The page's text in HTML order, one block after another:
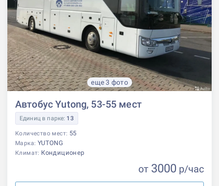
еще 3 фото
Автобус Yutong, 53-55 мест
Единиц в парке: 13
Количество мест: 55
Марка: YUTONG
Климат: Кондиционер
от 3000 р/час